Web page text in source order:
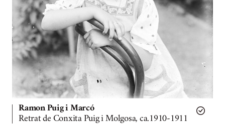
Ramon Puig i Marcó
Retrat de Conxita Puig i Molgosa, ca.1910-1911